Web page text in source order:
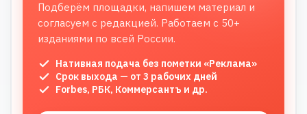
Подберём площадки, напишем материал и
согласуем с редакцией. Работаем с 50+
изданиями по всей России.
Нативная подача без пометки «Реклама»
Срок выхода — от 3 рабочих дней
Forbes, РБК, Коммерсантъ и др.